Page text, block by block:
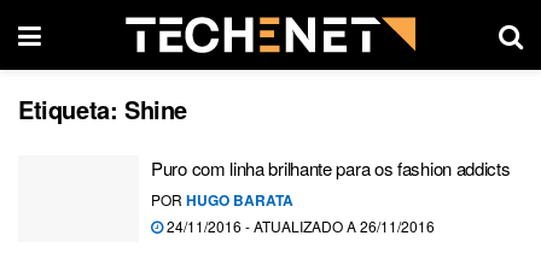
Etiqueta: Shine
Puro com linha brilhante para os fashion addicts
POR HUGO BARATA
24/11/2016 - ATUALIZADO A 26/11/2016